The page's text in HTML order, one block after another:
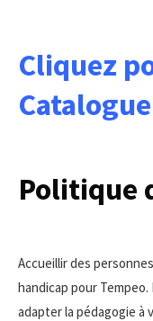
Cliquez
Catalogue
Politique
Accueillir des
handicap pour
adapter la pédagogie à